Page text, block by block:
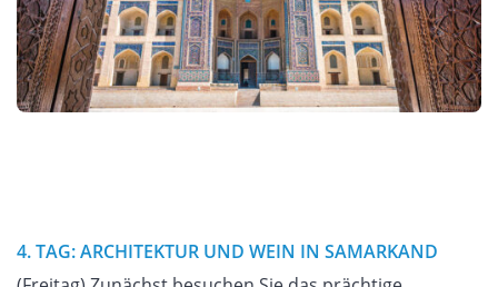
4. TAG: ARCHITEKTUR UND WEIN IN SAMARKAND